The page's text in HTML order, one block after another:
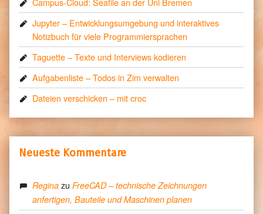
Jupyter – Entwicklungsumgebung und interaktives
Notizbuch für viele Programmiersprachen
Taguette – Texte und Interviews kodieren
Aufgabenliste – Todos in Zim verwalten
Dateien verschicken – mit croc
Neueste Kommentare
Regina zuFreeCAD – technische Zeichnungen
anfertigen, Bauteile und Maschinen planen